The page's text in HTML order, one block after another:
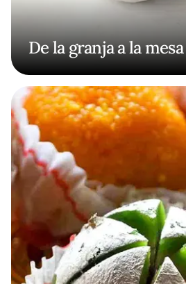
De la granja a la mesa